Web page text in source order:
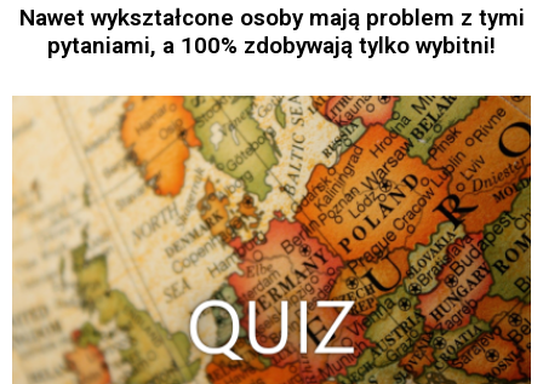
Nawet wykształcone osoby mają problem z tymi
pytaniami, a 100% zdobywają tylko wybitni!